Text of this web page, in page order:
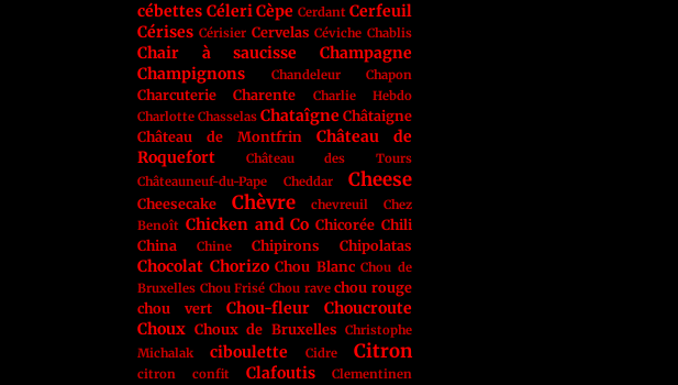
cébettes CéleriCèpe Cerdant Cerfeuil
Cérises Cérisier Cervelas Céviche Chablis
Chair à saucisse
Champagne
Champignons
Chandeleur Chapon
Charcuterie Charente
Charlie Hebdo
Charlotte Chasselas Chataîgne Châtaigne
Château de Montfrin
Château de
Roquefort
Château des Tours
Châteauneuf-du-Pape
Cheddar Cheese
Cheesecake Chèvre chevreuil
Chez
Benoît Chicken and Co Chicorée Chili
China
Chine Chipirons Chipolatas
Chocolat Chorizo Chou Blanc Chou de
Bruxelles Chou Frisé Chou rave chou rouge
chou vert
Chou-fleur
Choucroute
Choux Choux de Bruxelles Christophe
Michalak
ciboulette Cidre Citron
citron confit Clafoutis Clementinen